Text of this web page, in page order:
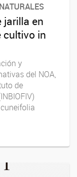
jarilla en
cultivo in
y
del NOA,
de